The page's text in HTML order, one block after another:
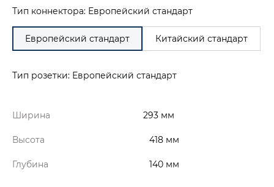
Тип коннектора: Европейский стандарт
Европейский стандарт Китайский стандарт
Тип розетки: Европейский стандарт
Ширина 293 мм
Высота 418 мм
Глубина 140 мм